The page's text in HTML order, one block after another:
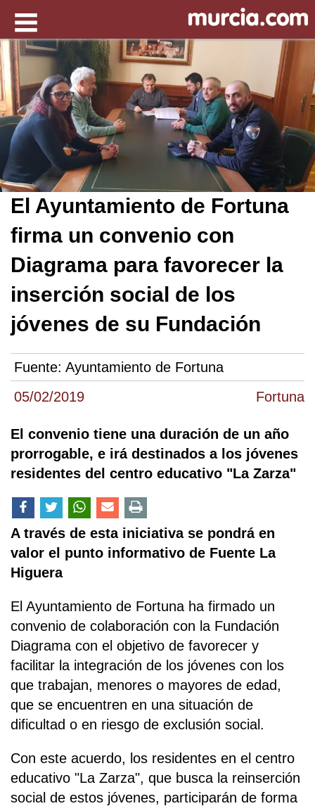
05/02/2019 Fortuna
El Ayuntamiento de Fortuna
firma un convenio con
Diagrama para favorecer la
inserción social de los
jóvenes de su Fundación
Fuente: Ayuntamiento de Fortuna
El convenio tiene una duración de un año
prorrogable, e irá destinados a los jóvenes
residentes del centro educativo "La Zarza"
A través de esta iniciativa se pondrá en
valor el punto informativo de Fuente La
Higuera
El Ayuntamiento de Fortuna ha firmado un
convenio de colaboración con la Fundación
Diagrama con el objetivo de favorecer y
facilitar la integración de los jóvenes con los
que trabajan, menores o mayores de edad,
que se encuentren en una situación de
dificultad o en riesgo de exclusión social.
Con este acuerdo, los residentes en el centro
educativo "La Zarza", que busca la reinserción
social de estos jóvenes, participarán de forma